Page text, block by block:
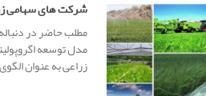
شرکت های سهامی
مطلب حاضر در
مدل توسعه
زراعی به عنوان